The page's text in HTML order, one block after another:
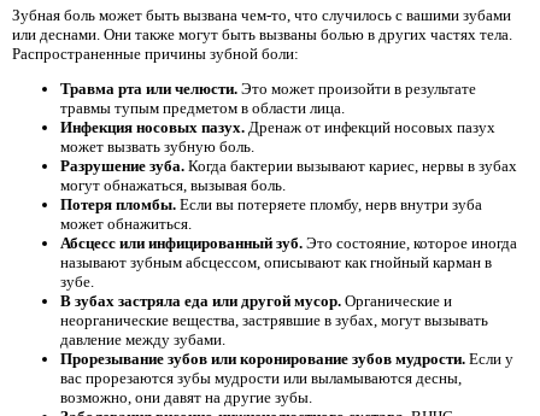
Зубная боль может быть вызвана чем-то, что случилось с вашими зубами
или деснами. Они также могут быть вызваны болью в других частях тела.
Распространенные причины зубной боли:
Травма рта или челюсти. Это может произойти в результате
травмы тупым предметом в области лица.
Инфекция носовых пазух. Дренаж от инфекций носовых пазух
может вызвать зубную боль.
Разрушение зуба. Когда бактерии вызывают кариес, нервы в зубах
могут обнажаться, вызывая боль.
Потеря пломбы. Если вы потеряете пломбу, нерв внутри зуба
может обнажиться.
Абсцесс или инфицированный зуб. Это состояние, которое иногда
называют зубным абсцессом, описывают как гнойный карман в
зубе.
В зубах застряла еда или другой мусор. Органические и
неорганические вещества, застрявшие в зубах, могут вызывать
давление между зубами.
Прорезывание зубов или коронирование зубов мудрости. Если у
вас прорезаются зубы мудрости или выламываются десны,
возможно, они давят на другие зубы.